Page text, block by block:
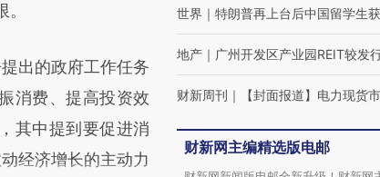
的政府工作任务
消费、提高投资效
其中提到要促进消
经济增长的主动力
世界 ｜ 特朗普再上台后中国留学生
地产 ｜ 广州开发区产业园REIT较发
财新周刊 ｜ 【封面报道】电力现货
财新网主编精选版电邮